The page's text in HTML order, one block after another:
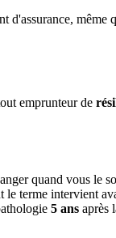
emprunteur de
quand vous le
le terme intervient
5 ans après